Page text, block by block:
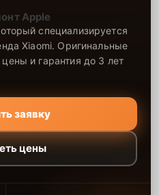
Apple
специализируется
Xiaomi. Оригинальные
и гарантия до 3 лет
заявку
цены